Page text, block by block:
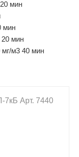
мин
мин
20 мин
мг/м3 40 мин